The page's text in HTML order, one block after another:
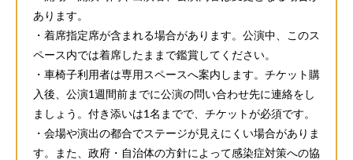
あります。
・着席指定席が含まれる場合があります。公演中、このス
ペース内では着席したままで鑑賞してください。
・車椅子利用者は専用スペースへ案内します。チケット購
入後、公演1週間前までに公演の問い合わせ先に連絡をし
ましょう。付き添いは1名までで、チケットが必須です。
・会場や演出の都合でステージが見えにくい場合がありま
す。また、政府・自治体の方針によって感染症対策への協